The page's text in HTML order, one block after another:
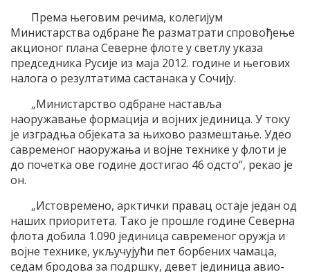
Према његовим речима, колегијум
Министарства одбране ће разматрати спровођење
акционог плана Северне флоте у светлу указа
председника Русије из маја 2012. године и његових
налога о резултатима састанака у Сочију.
„Министарство одбране наставља
наоружавање формација и војних јединица. У току
је изградња објеката за њихово размештање. Удео
савременог наоружања и војне технике у флоти је
до почетка ове године достигао 46 одсто“, рекао је
он.
„Истовремено, арктички правац остаје један од
наших приоритета. Тако је прошле године Северна
флота добила 1.090 јединица савременог оружја и
војне технике, укључујући пет борбених чамаца,
седам бродова за подршку, девет јединица авио-